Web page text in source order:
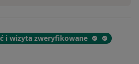
i wizyta zweryfikowane